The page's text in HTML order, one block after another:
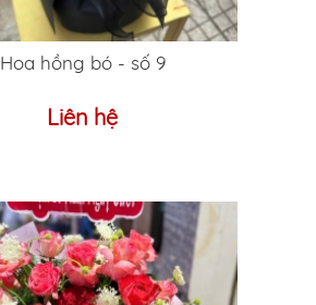
Hoa hồng bó - số 9
Liên hệ